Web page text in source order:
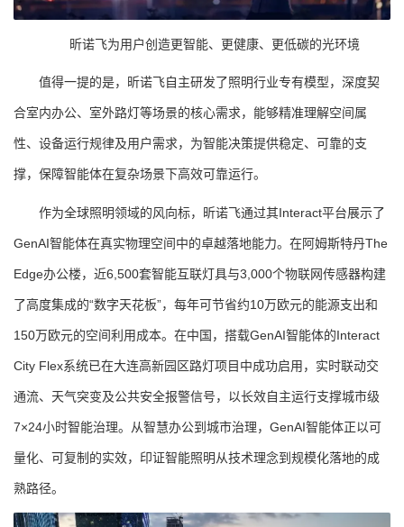
昕诺飞为用户创造更智能、更健康、更低碳的光环境
值得一提的是，昕诺飞自主研发了照明行业专有模型，深度契
合室内办公、室外路灯等场景的核心需求，能够精准理解空间属
性、设备运行规律及用户需求，为智能决策提供稳定、可靠的支
撑，保障智能体在复杂场景下高效可靠运行。
作为全球照明领域的风向标，昕诺飞通过其Interact平台展示了
GenAI智能体在真实物理空间中的卓越落地能力。在阿姆斯特丹The
Edge办公楼，近6,500套智能互联灯具与3,000个物联网传感器构建
了高度集成的“数字天花板”，每年可节省约10万欧元的能源支出和
150万欧元的空间利用成本。在中国，搭载GenAI智能体的Interact
City Flex系统已在大连高新园区路灯项目中成功启用，实时联动交
通流、天气突变及公共安全报警信号，以长效自主运行支撑城市级
7×24小时智能治理。从智慧办公到城市治理，GenAI智能体正以可
量化、可复制的实效，印证智能照明从技术理念到规模化落地的成
熟路径。